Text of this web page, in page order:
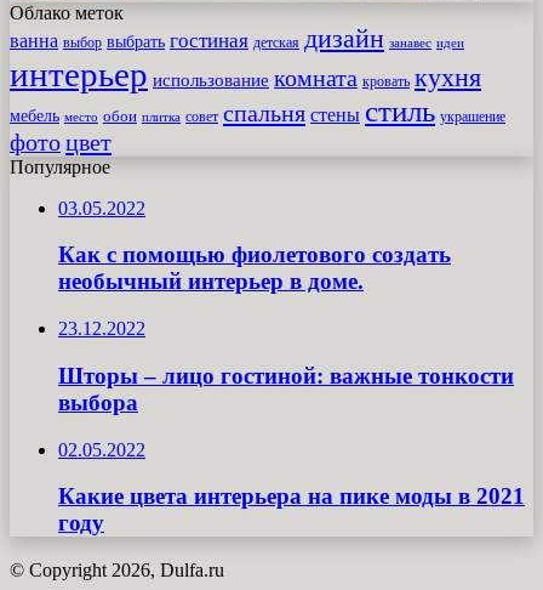
Облако меток
ванна выбор выбрать гостиная детская дизайн занавес идеи
интерьер использование комната кровать кухня
мебель место обои плитка совет спальня стены стиль украшение
фотоцвет
Популярное
03.05.2022
Как с помощью фиолетового создать
необычный интерьер в доме.
23.12.2022
Шторы – лицо гостиной: важные тонкости
выбора
02.05.2022
Какие цвета интерьера на пике моды в 2021
году
© Copyright 2026, Dulfa.ru